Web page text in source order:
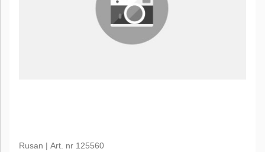
Rusan | Art. nr 125560